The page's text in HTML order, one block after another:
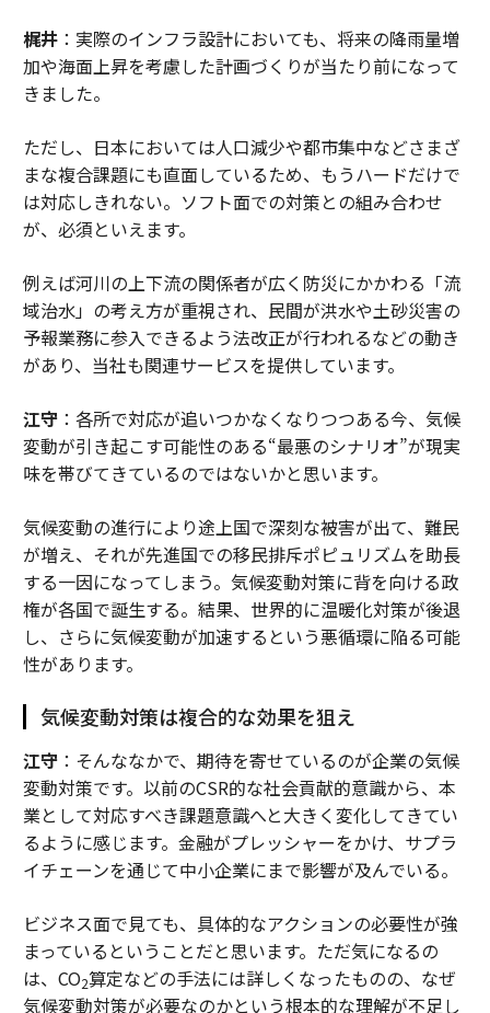
梶井：実際のインフラ設計においても、将来の降雨量増
加や海面上昇を考慮した計画づくりが当たり前になって
きました。
ただし、日本においては人口減少や都市集中などさまざ
まな複合課題にも直面しているため、もうハードだけで
は対応しきれない。ソフト面での対策との組み合わせ
が、必須といえます。
例えば河川の上下流の関係者が広く防災にかかわる「流
域治水」の考え方が重視され、民間が洪水や土砂災害の
予報業務に参入できるよう法改正が行われるなどの動き
があり、当社も関連サービスを提供しています。
江守：各所で対応が追いつかなくなりつつある今、気候
変動が引き起こす可能性のある“最悪のシナリオ”が現実
味を帯びてきているのではないかと思います。
気候変動の進行により途上国で深刻な被害が出て、難民
が増え、それが先進国での移民排斥ポピュリズムを助長
する一因になってしまう。気候変動対策に背を向ける政
権が各国で誕生する。結果、世界的に温暖化対策が後退
し、さらに気候変動が加速するという悪循環に陥る可能
性があります。
気候変動対策は複合的な効果を狙え
江守：そんななかで、期待を寄せているのが企業の気候
変動対策です。以前のCSR的な社会貢献的意識から、本
業として対応すべき課題意識へと大きく変化してきてい
るように感じます。金融がプレッシャーをかけ、サプラ
イチェーンを通じて中小企業にまで影響が及んでいる。
ビジネス面で見ても、具体的なアクションの必要性が強
まっているということだと思います。ただ気になるの
は、CO2算定などの手法には詳しくなったものの、なぜ
気候変動対策が必要なのかという根本的な理解が不足し